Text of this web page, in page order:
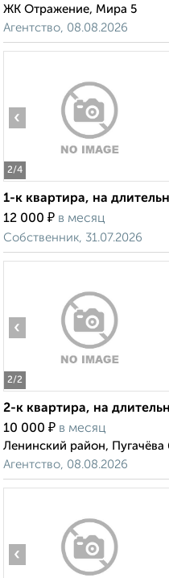
ЖК Отражение, Мира 5
Агентство, 08.08.2026
2/4
‹
1-к квартира, на
12 000 ₽ в месяц
Собственник, 31.07.2026
2/2
‹
2-к квартира, на
10 000 ₽ в месяц
Ленинский район, Пугачёва
Агентство, 08.08.2026
‹